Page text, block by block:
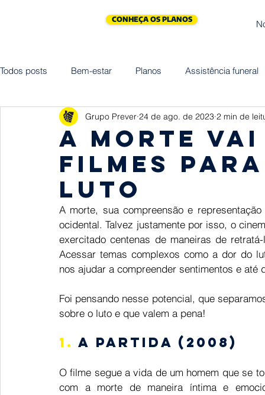
CONHEÇA OS PLANOS
Todos posts Bem-estar Planos Assistência funeral
Cremação Assistências Saúde
Maternidade Vida Homenagem
A morte vai
filmes
luto
Grupo Prever 24 de ago. de 2023 2 min de
A morte, sua compreensão e
ocidental. Talvez justamente por isso, o
exercitado centenas de maneiras de
Acessar temas complexos como a dor do
nos ajudar a compreender sentimentos e
Foi pensando nesse potencial, que
sobre o luto e que valem a pena!
1. A Partida (2008)
O filme segue a vida de um homem que se
com a morte de maneira íntima e